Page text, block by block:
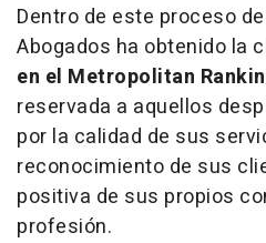
Dentro de este proceso
Abogados ha obtenido la
en el Metropolitan
reservada a aquellos
por la calidad de sus
reconocimiento de sus
positiva de sus propios
profesión.